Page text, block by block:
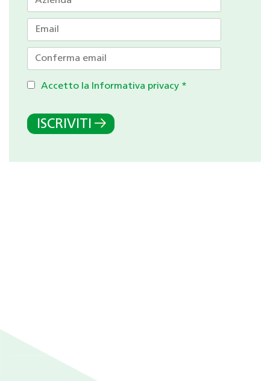
Accetto la Informativa privacy *
ISCRIVITI